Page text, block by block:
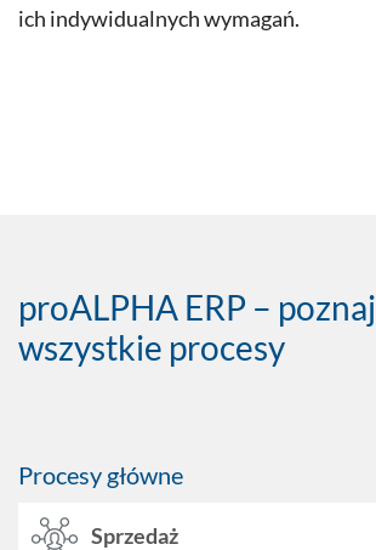
ich indywidualnych wymagań.
proALPHA ERP – poznaj
wszystkie procesy
Procesy główne
Sprzedaż